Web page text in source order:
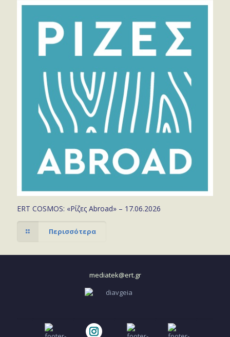
ERT COSMOS: «Ρίζες Abroad» – 17.06.2026
Περισσότερα
mediatek@ert.gr